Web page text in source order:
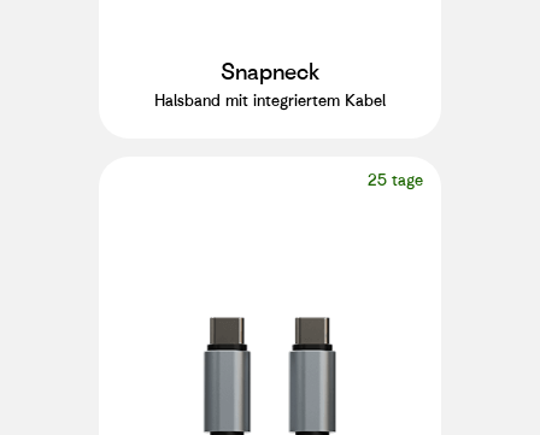
Snapneck
Halsband mit integriertem Kabel
25 tage